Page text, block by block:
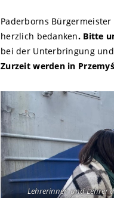
Paderborns
herzlich bedanken. Bitte
bei der Unterbringung
Zurzeit werden in
Lehrerinnen und Lehrer